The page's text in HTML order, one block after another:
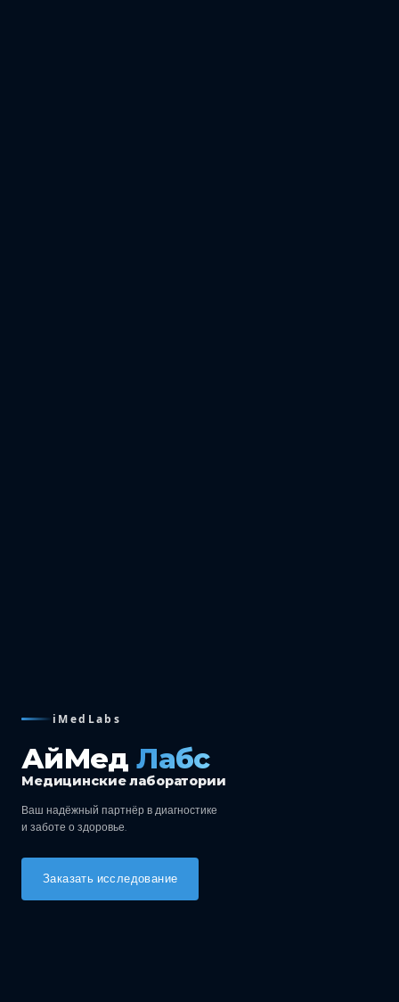
iMedLabs
АйМедЛабс
Медицинские лаборатории
Ваш надёжный партнёр в диагностике
и заботе о здоровье.
Заказать исследование